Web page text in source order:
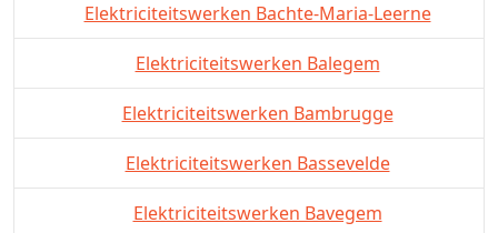
Elektriciteitswerken Bachte-Maria-Leerne
Elektriciteitswerken Balegem
Elektriciteitswerken Bambrugge
Elektriciteitswerken Bassevelde
Elektriciteitswerken Bavegem